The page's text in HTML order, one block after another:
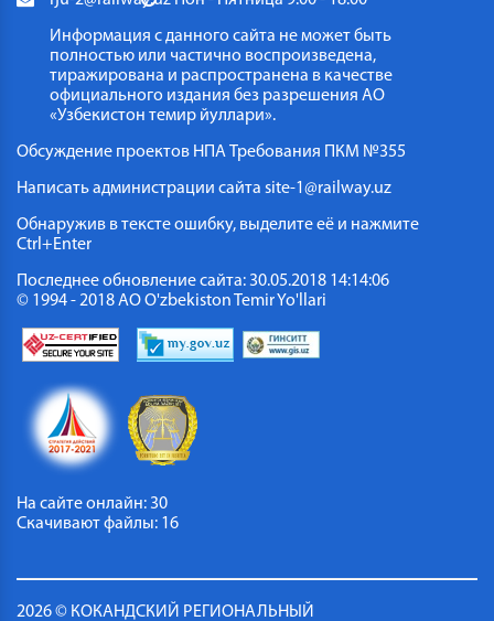
Информация с данного сайта не может быть
полностью или частично воспроизведена,
тиражирована и распространена в качестве
официального издания без разрешения АО
«Узбекистон темир йуллари».
Обсуждение проектов НПАТребования ПКМ №355
Написать администрации сайта site-1@railway.uz
Обнаружив в тексте ошибку, выделите её и нажмите
Ctrl+Enter
Последнее обновление сайта: 30.05.2018 14:14:06
© 1994 - 2018 АО O'zbekiston Temir Yo'llari
На сайте онлайн: 30
Скачивают файлы: 16
2026 © КОКАНДСКИЙ РЕГИОНАЛЬНЫЙ